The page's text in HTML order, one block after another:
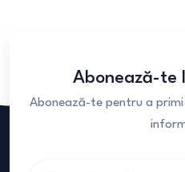
Abonează-te
Abonează-te pentru a